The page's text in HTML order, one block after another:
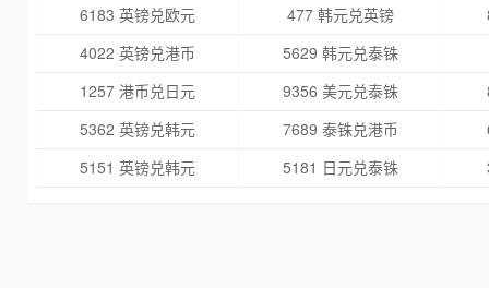
6183 英镑兑欧元 477 韩元兑英镑
4022 英镑兑港币
5629 韩元兑泰铢
1257 港币兑日元
9356 美元兑泰铢
5362 英镑兑韩元
7689 泰铢兑港币
5151 英镑兑韩元
5181 日元兑泰铢